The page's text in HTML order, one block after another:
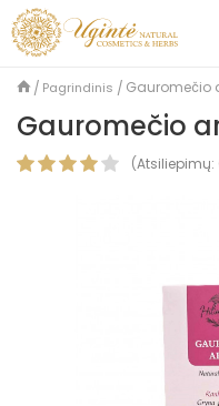
Pagrindinis Gauromečio
Gauromečio
(Atsiliepimų: